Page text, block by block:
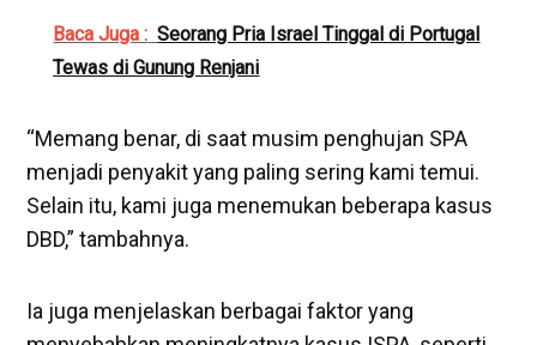
Baca Juga : Seorang Pria Israel Tinggal di Portugal
Tewas di Gunung Renjani
“Memang benar, di saat musim penghujan SPA
menjadi penyakit yang paling sering kami temui.
Selain itu, kami juga menemukan beberapa kasus
DBD,” tambahnya.
Ia juga menjelaskan berbagai faktor yang